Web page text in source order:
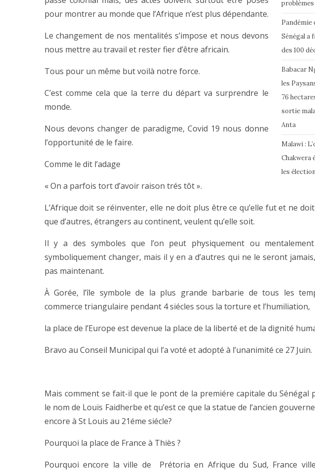
problèmes
Pandémie
Sénégal a
des 100
Babacar
les
76
sortie
Anta
Malawi :
Chakwera
les
pour montrer au monde que l’Afrique n’est plus dépendante.
Le changement de nos mentalités s’impose et nous devons
nous mettre au travail et rester fier d’être africain.
Tous pour un même but voilà notre force.
C’est comme cela que la terre du départ va surprendre le
monde.
Nous devons changer de paradigme, Covid 19 nous donne
l’opportunité de le faire.
Comme le dit l’adage
« On a parfois tort d’avoir raison trés tôt ».
L’Afrique doit se réinventer, elle ne doit plus être ce qu’elle fut et ne
que d’autres, étrangers au continent, veulent qu’elle soit.
Il y a des symboles que l’on peut physiquement ou
symboliquement changer, mais il y en a d’autres qui ne le seront
pas maintenant.
À Gorée, l’île symbole de la plus grande barbarie de tous les
commerce triangulaire pendant 4 siécles sous la torture et l’humiliation,
la place de l’Europe est devenue la place de la liberté et de la dignité
Bravo au Conseil Municipal qui l’a voté et adopté à l’unanimité ce 27 Juin.
Mais comment se fait-il que le pont de la premiére capitale du Sénégal
le nom de Louis Faidherbe et qu’est ce que la statue de l’ancien
encore à St Louis au 21éme siécle?
Pourquoi la place de France à Thiès ?
Pourquoi encore la ville de Prétoria en Afrique du Sud, France